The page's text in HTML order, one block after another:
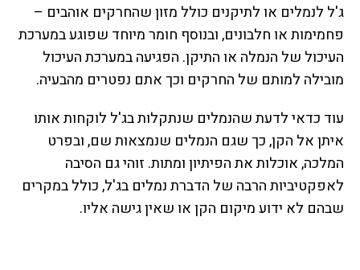
ג'ל לנמלים או לתיקנים כולל מזון שהחרקים אוהבים –
פחמימות או חלבונים, ובנוסף חומר מיוחד שפוגע במערכת
העיכול של הנמלה או התיקן. הפגיעה במערכת העיכול
מובילה למותם של החרקים וכך אתם נפטרים מהבעיה.
עוד כדאי לדעת שהנמלים שנתקלות בג'ל לוקחות אותו
איתן אל הקן, כך שגם הנמלים שנמצאות שם, ובפרט
המלכה, אוכלות את הפיתיון ומתות. זוהי גם הסיבה
לאפקטיביות הרבה של הדברת נמלים בג'ל, כולל במקרים
שבהם לא ידוע מיקום הקן או שאין גישה אליו.